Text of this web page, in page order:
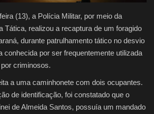
(13), a Polícia Militar, por meio da
Tática, realizou a recaptura de um foragido
durante patrulhamento tático no desvio
conhecida por ser frequentemente utilizada
criminosos.
a uma caminhonete com dois ocupantes.
de identificação, foi constatado que o
de Almeida Santos, possuía um mandado